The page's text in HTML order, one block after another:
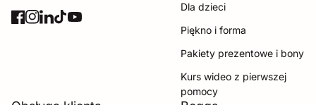
Facebook
(link otwiera się w nowej zakładce/oknie)
Instagram
(link otwiera się w nowej zakładce/oknie)
LinkedIn
(link otwiera się w nowej zakładce/oknie)
TikTok
(link otwiera się w nowej zakładce/oknie)
YouTube
(link otwiera się w nowej zakładce/oknie)
Dla dzieci
Piękno i forma
Pakiety prezentowe i bony
Kurs wideo z pierwszej
pomocy